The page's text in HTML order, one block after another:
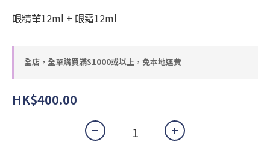
眼精華12ml + 眼霜12ml
全店，全單購買滿$1000或以上，免本地運費
HK$400.00